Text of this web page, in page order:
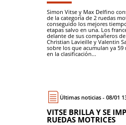
Simon Vitse y Max Delfino
de la categoría de 2 ruedas
conseguido los mejores
etapas salvo en una. Los
delante de sus compañeros
Christian Lavieille y Valentin
sobre los que acumulan ya
en la clasificación...
Últimas noticias - 08/01
VITSE BRILLA Y SE
RUEDAS MOTRICES